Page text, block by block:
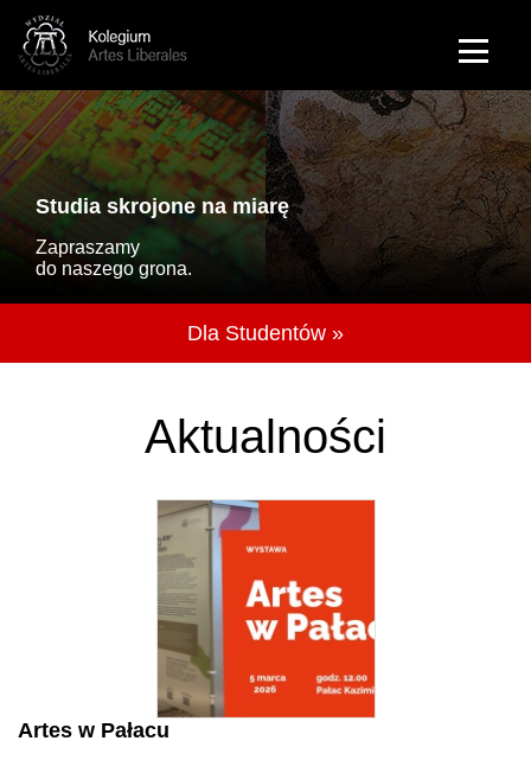
Studia skrojone na miarę
Zapraszamy
do naszego grona.
Dla Studentów »
Aktualności
Artes w Pałacu